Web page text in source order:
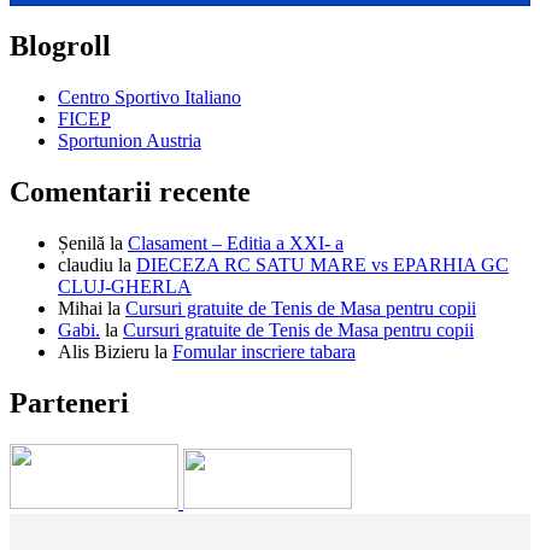
Blogroll
Centro Sportivo Italiano
FICEP
Sportunion Austria
Comentarii recente
Șenilă la Clasament – Editia a XXI- a
claudiu la DIECEZA RC SATU MARE vs EPARHIA GC
CLUJ-GHERLA
Mihai la Cursuri gratuite de Tenis de Masa pentru copii
Gabi. la Cursuri gratuite de Tenis de Masa pentru copii
Alis Bizieru la Fomular inscriere tabara
Parteneri